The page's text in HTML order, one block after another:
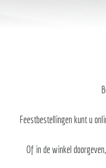
Feestbestellingen kunt u
Of in de winkel